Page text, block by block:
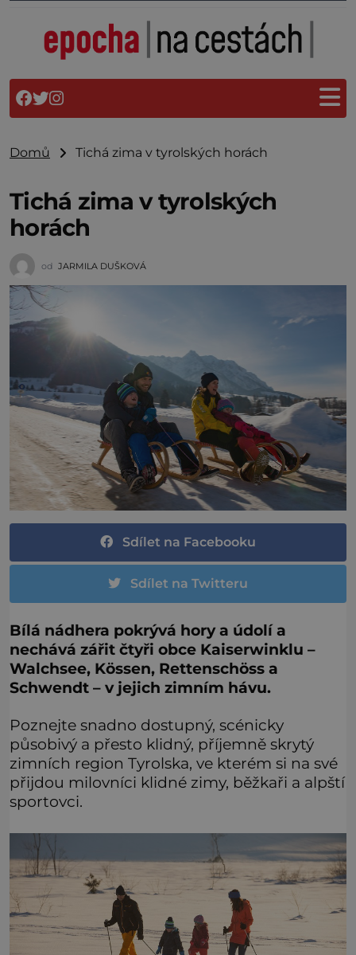
Domů Tichá zima v tyrolských horách
Tichá zima v tyrolských
horách
od JARMILA DUŠKOVÁ
Sdílet na Facebooku
Sdílet na Twitteru
Bílá nádhera pokrývá hory a údolí a
nechává zářit čtyři obce Kaiserwinklu –
Walchsee, Kössen, Rettenschöss a
Schwendt – v jejich zimním hávu.
Poznejte snadno dostupný, scénicky
působivý a přesto klidný, příjemně skrytý
zimních region Tyrolska, ve kterém si na své
přijdou milovníci klidné zimy, běžkaři a alpští
sportovci.